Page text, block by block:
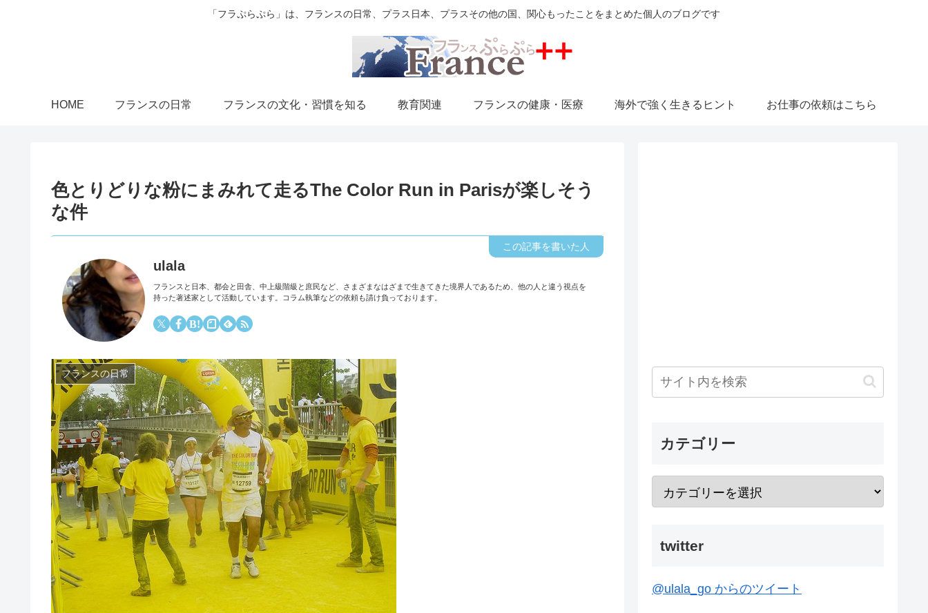
「フラぷらぷら」は、フランスの日常、プラス日本、プラスその他の国、関心もったことをまとめた個人のブログです
HOME フランスの日常 フランスの文化・習慣を知る 教育関連 フランスの健康・医療 海外で強く生きるヒント お仕事の依頼はこちら
色とりどりな粉にまみれて走るThe Color Run in Parisが楽しそう
な件
ulala
フランスと日本、都会と田舎、中上級階級と庶民など、さまざまなはざまで生きてきた境界人であるため、他の人と違う視点を
持った著述家として活動しています。コラム執筆などの依頼も請け負っております。
フランスの日常
カテゴリー
twitter
@ulala_go からのツイート